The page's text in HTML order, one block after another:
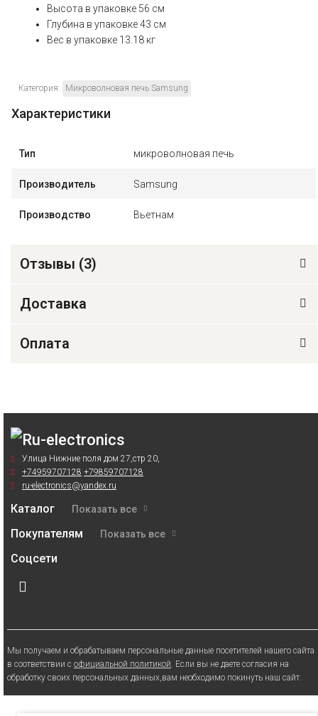
Высота в упаковке 56 см
Глубина в упаковке43 см
Вес в упаковке 13.18 кг
Категория: Микроволновая печь Samsung
Характеристики
Тип микроволновая печь
Производитель Samsung
Производство Вьетнам
Отзывы (3)
Доставка
Оплата
Улица Нижние поля дом 27,стр 20,
+74959707128 +79859707128
ru-electronics@yandex.ru
Каталог Показать все
Покупателям Показать все
Соцсети
Мы получаем и обрабатываем персональные данные посетителей нашего сайта
в соответствии с официальной политикой. Если вы не даете согласия на
обработку своих персональных данных,вам необходимо покинуть наш сайт.